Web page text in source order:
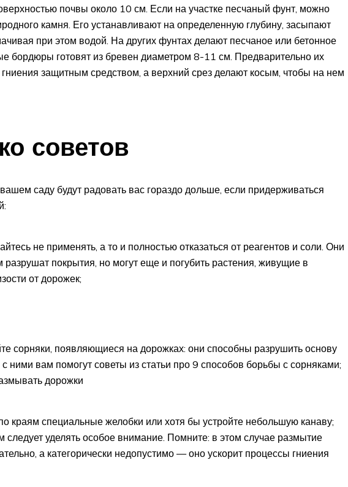
почвы около 10 см. Если на участке песчаный фунт, можно
камня. Его устанавливают на определенную глубину, засыпают
при этом водой. На других фунтах делают песчаное или бетонное
бордюры готовят из бревен диаметром 8-11 см. Предварительно их
защитным средством, а верхний срез делают косым, чтобы на нем
советов
саду будут радовать вас гораздо дольше, если придерживаться
не применять, а то и полностью отказаться от реагентов и соли. Они
разрушат покрытия, но могут еще и погубить растения, живущие в
от дорожек;
сорняки, появляющиеся на дорожках: они способны разрушить основу
ними вам помогут советы из статьи про 9 способов борьбы с сорняками;
дорожки
краям специальные желобки или хотя бы устройте небольшую канаву;
уделять особое внимание. Помните: в этом случае размытие
а категорически недопустимо — оно ускорит процессы гниения